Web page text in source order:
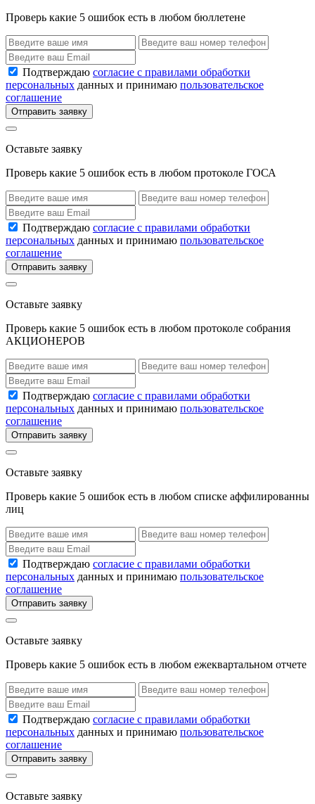
Проверь какие 5 ошибок есть в любом бюллетене
Подтверждаю согласие с правилами обработки
персональных данных и принимаю пользовательское
соглашение
Отправить заявку
Оставьте заявку
Проверь какие 5 ошибок есть в любом протоколе ГОСА
Подтверждаю согласие с правилами обработки
персональных данных и принимаю пользовательское
соглашение
Отправить заявку
Оставьте заявку
Проверь какие 5 ошибок есть в любом протоколе собрания
АКЦИОНЕРОВ
Подтверждаю согласие с правилами обработки
персональных данных и принимаю пользовательское
соглашение
Отправить заявку
Оставьте заявку
Проверь какие 5 ошибок есть в любом списке аффилированны
лиц
Подтверждаю согласие с правилами обработки
персональных данных и принимаю пользовательское
соглашение
Отправить заявку
Оставьте заявку
Проверь какие 5 ошибок есть в любом ежеквартальном отчете
Подтверждаю согласие с правилами обработки
персональных данных и принимаю пользовательское
соглашение
Отправить заявку
Оставьте заявку